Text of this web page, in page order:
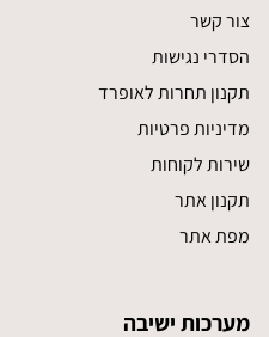
צור קשר
הסדרי נגישות
תקנון תחרות לאופרד
מדיניות פרטיות
שירות לקוחות
תקנון אתר
מפת אתר
מערכות ישיבה